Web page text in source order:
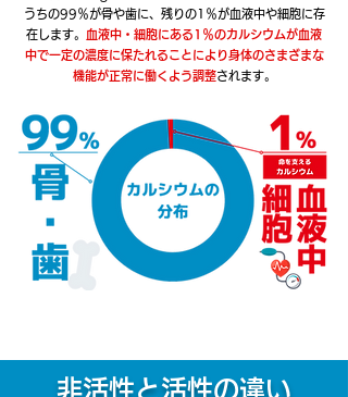
うちの99％が骨や歯に、残りの1％が血液中や細胞に存
在します。 血液中・細胞にある1％のカルシウムが血液
中で一定の濃度に保たれることにより身体のさまざまな
機能が正常に働くよう調整されます。
​非活性と活性の違い